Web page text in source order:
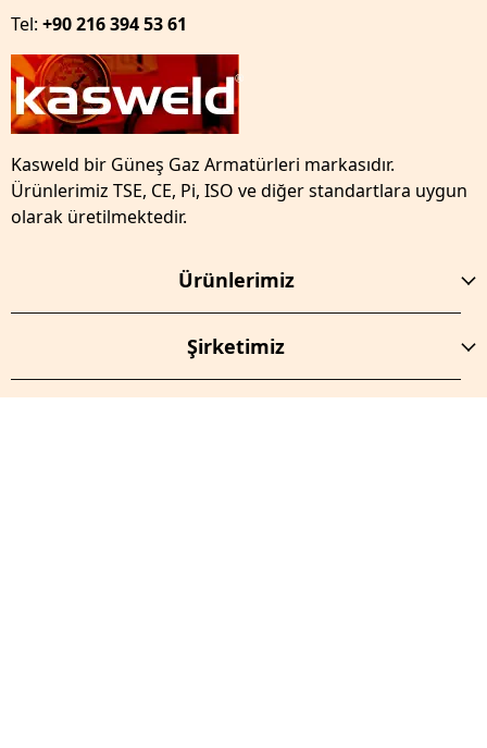
Tel: +90 216 394 53 61
Kasweld bir Güneş Gaz Armatürleri markasıdır.
Ürünlerimiz TSE, CE, Pi, ISO ve diğer standartlara uygun
olarak üretilmektedir.
Ürünlerimiz
Şirketimiz